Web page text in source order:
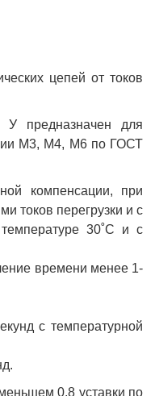
цепей от токов
У предназначен для
М3, М4, М6 по ГОСТ
компенсации, при
токов перегрузки и с
30˚С и с
времени менее 1-
с температурной
0,8 уставки по